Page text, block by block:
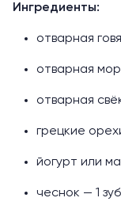
Ингредиенты:
отварная
отварная
отварная
грецкие
йогурт или
чеснок — 1